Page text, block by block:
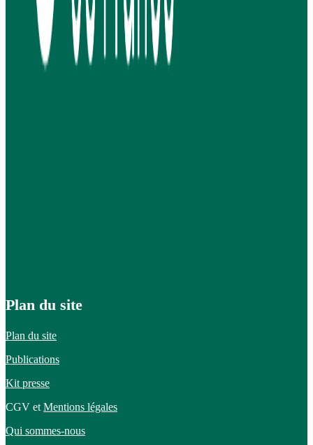
Plan du site
Plan du site
Publications
Kit presse
CGV et Mentions légales
Qui sommes-nous